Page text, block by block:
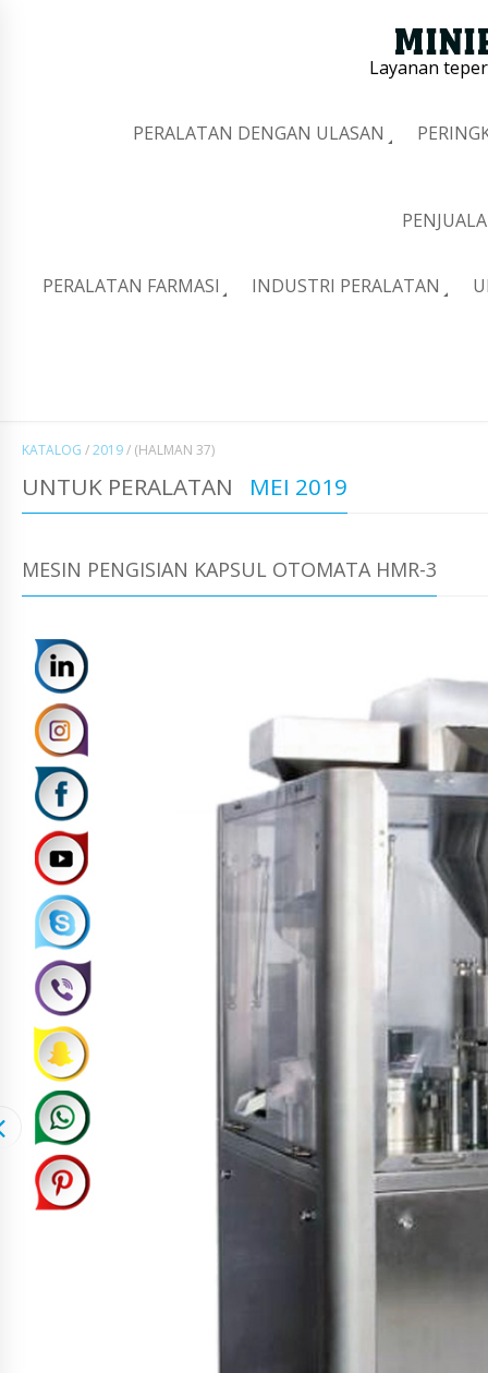
Layanan
PERALATAN DENGAN ULASAN
PERALATAN FARMASI INDUSTRI PERALATAN
KATALOG /2019/ (HALMAN 37)
UNTUK PERALATAN MEI 2019
MESIN PENGISIAN KAPSUL OTOMATA HMR-3